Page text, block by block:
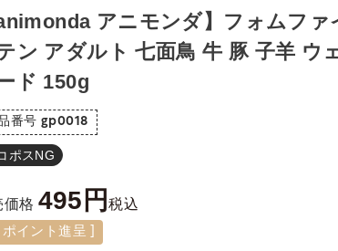
animonda アニモンダ】フォムファ
ン アダルト 七面鳥 牛 豚 子羊 ウ
ド 150g
番号 gp0018
ポスNG
価格 495 税込
ポイント進呈 ]